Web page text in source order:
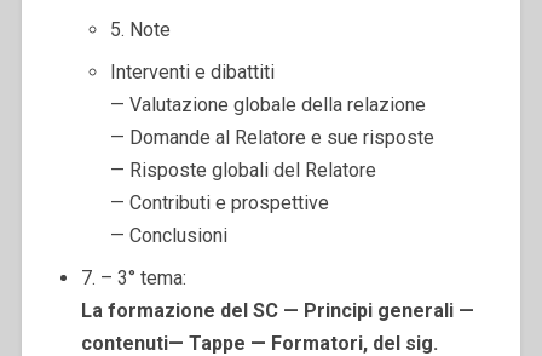
5. Note
Interventi e dibattiti
— Valutazione globale della relazione
— Domande al Relatore e sue risposte
— Risposte globali del Relatore
— Contributi e prospettive
— Conclusioni
7. – 3° tema:
La formazione del SC — Principi generali —
contenuti— Tappe — Formatori, del sig.